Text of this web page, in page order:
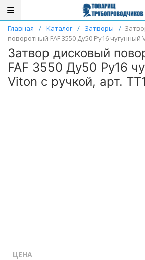
Главная / Каталог / Затворы /
поворотный FAF 3550 Ду50 Ру16 чугунный
Затвор дисковый
FAF 3550 Ду50 Ру16
Viton с ручкой, арт.
ЦЕНА